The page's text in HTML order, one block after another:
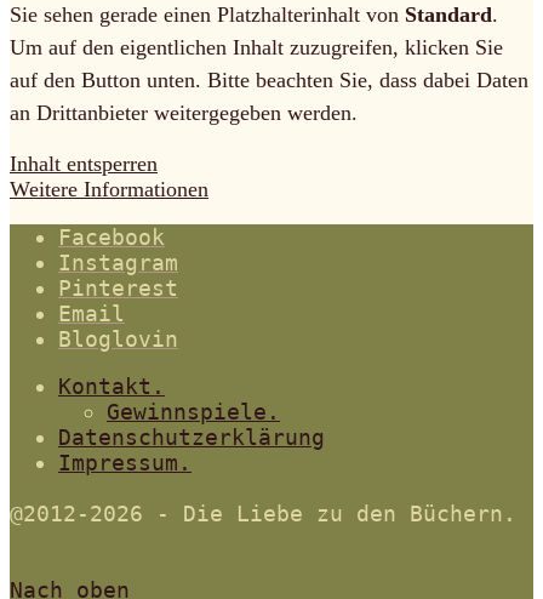
Sie sehen gerade einen Platzhalterinhalt von Standard.
Um auf den eigentlichen Inhalt zuzugreifen, klicken Sie
auf den Button unten. Bitte beachten Sie, dass dabei Daten
an Drittanbieter weitergegeben werden.
Inhalt entsperren
Weitere Informationen
Facebook
Instagram
Pinterest
Email
Bloglovin
Kontakt.
Gewinnspiele.
Datenschutzerklärung
Impressum.
@2012-2026 - Die Liebe zu den Büchern.
Nach oben